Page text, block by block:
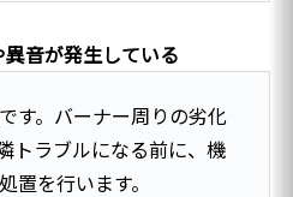
音が発生している
す。バーナー周りの劣化
トラブルになる前に、機
置を行います。